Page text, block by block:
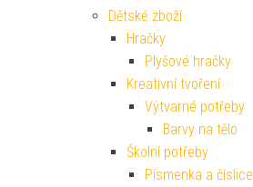
Dětské zboží
Hračky
Plyšové hračky
Kreativní tvoření
Výtvarné potřeby
Barvy na tělo
Školní potřeby
Písmenka a číslice